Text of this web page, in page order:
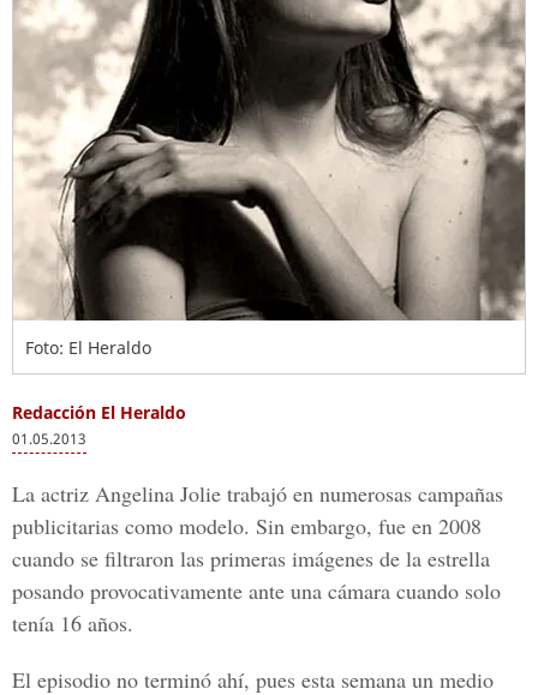
Foto: El Heraldo
Redacción El Heraldo
01.05.2013
La actriz Angelina Jolie trabajó en numerosas campañas
publicitarias como modelo. Sin embargo, fue en 2008
cuando se filtraron las primeras imágenes de la estrella
posando provocativamente ante una cámara cuando solo
tenía 16 años.
El episodio no terminó ahí, pues esta semana un medio